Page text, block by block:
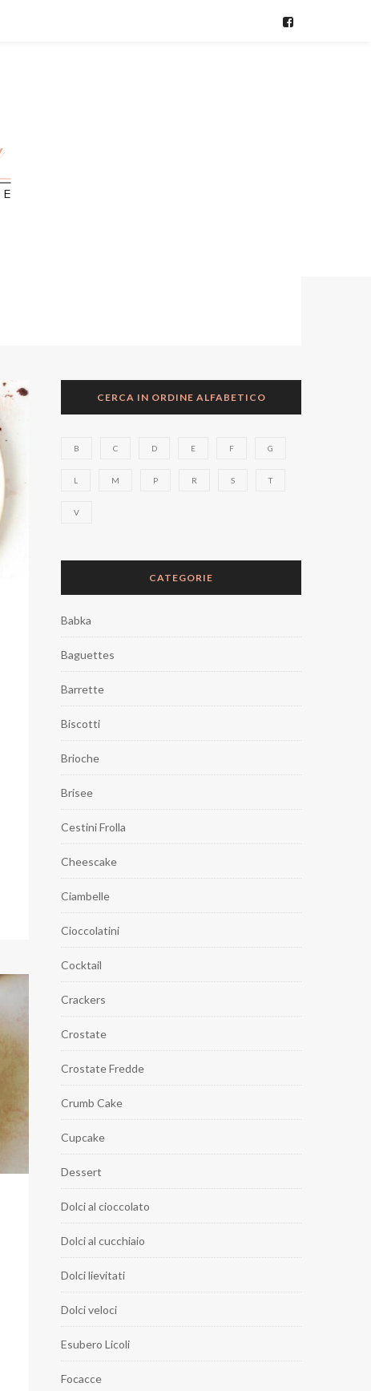
CERCA IN ORDINE ALFABETICO
B C D E F G
L M P R S T
V
CATEGORIE
Babka
Baguettes
Barrette
Biscotti
Brioche
Brisee
Cestini Frolla
Cheescake
Ciambelle
Cioccolatini
Cocktail
Crackers
Crostate
Crostate Fredde
Crumb Cake
Cupcake
Dessert
Dolci al cioccolato
Dolci al cucchiaio
Dolci lievitati
Dolci veloci
Esubero Licoli
Focacce